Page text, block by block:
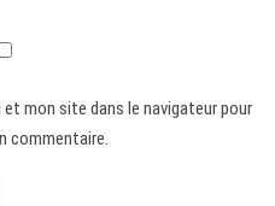
mon site dans le navigateur pour
commentaire.